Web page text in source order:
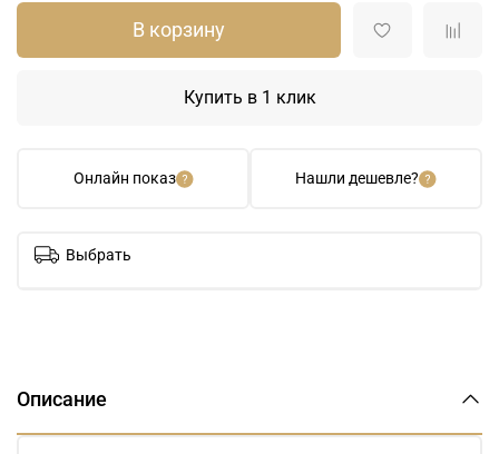
Онлайн показ Нашли дешевле?
В корзину
Купить в 1 клик
Выбрать
Описание